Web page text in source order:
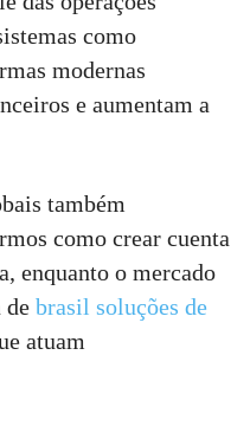
como
modernas
e aumentam a
também
como crear cuenta
enquanto o mercado
de brasil soluções de
atuam